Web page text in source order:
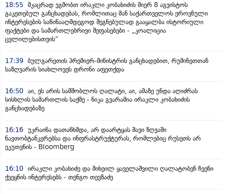
18:55 მკაცრად ვგმობთ ირაკლი კობახიძის მიერ 8 აგვისტოს
გაკეთებულ განცხადებას, რომლითაც მან საქართველოს ეროვნული
ინტერესების საწინააღმდეგოდ შეგნებულად გააყალბა ისტორიული
ფაქტები და სამართლებრივი შეფასებები - „კოალიცია
ცვლილებისთვის“
17:39 ბულგარეთის პრემიერ-მინისტრის განცხადებით, რუმინეთთან
საზღვარის სიახლოვეს დრონი აფეთქდა
16:50 აი, ეს არის სამშობლოს ღალატი, აი, ამაზე უნდა აღიძრას
სისხლის სამართლის საქმე - ნიკა გვარამია ირაკლი კობახიძის
განცხადებაზე
16:16 უკრაინა დათანხმდა, არ დაარტყას შავი ზღვაში
ნავთობტანკერებსა და ინფრასტრუქტურას, რომლებიც რუსეთს არ
ეკუთვნის - Bloomberg
16:10 ირაკლი კობახიძე და მიხეილ ყაველაშვილი ღალატობენ ჩვენი
ქვეყნის ინტერესებს - თენგო თევზაძე